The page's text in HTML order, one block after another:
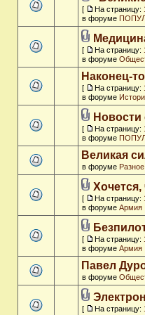
[ На страницу:
в форуме
[ На страницу:
в форуме
Наконец-
[ На страницу:
в форуме
[ На страницу:
в форуме
Великая
в форуме Разное
[ На страницу:
в форуме Армия
[ На страницу:
в форуме Армия
Павел
в форуме
[ На страницу: